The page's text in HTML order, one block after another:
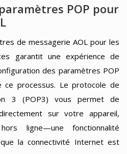
POP pour
de messagerie AOL pour les
garantit une expérience de
des paramètres POP
ce processus. Le protocole de
3 (POP3) vous permet de
sur votre appareil,
ligne—une fonctionnalité
la connectivité Internet est